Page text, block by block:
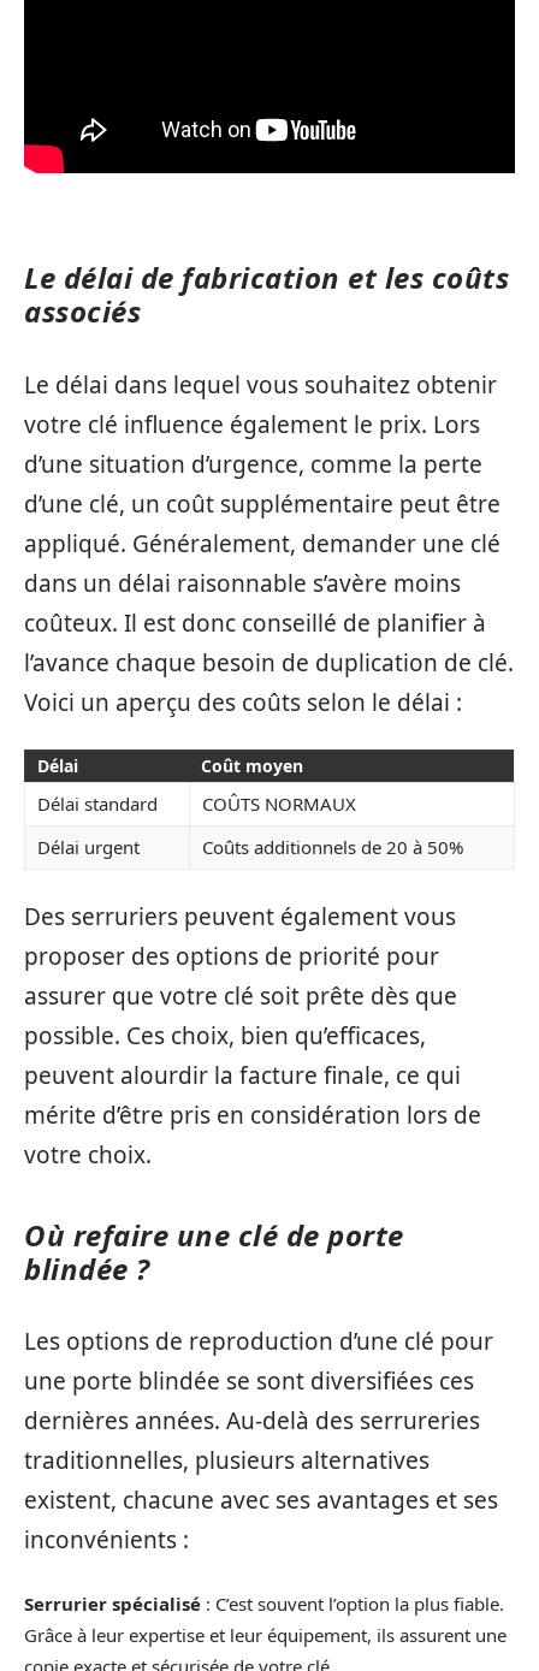
Le délai de fabrication et les coûts
associés
Le délai dans lequel vous souhaitez obtenir
votre clé influence également le prix. Lors
d’une situation d’urgence, comme la perte
d’une clé, un coût supplémentaire peut être
appliqué. Généralement, demander une clé
dans un délai raisonnable s’avère moins
coûteux. Il est donc conseillé de planifier à
l’avance chaque besoin de duplication de clé.
Voici un aperçu des coûts selon le délai :
Délai Coût moyen
Délai standard
COÛTS NORMAUX
Délai urgent
Coûts additionnels de 20 à 50%
Des serruriers peuvent également vous
proposer des options de priorité pour
assurer que votre clé soit prête dès que
possible. Ces choix, bien qu’efficaces,
peuvent alourdir la facture finale, ce qui
mérite d’être pris en considération lors de
votre choix.
Où refaire une clé de porte
blindée ?
Les options de reproduction d’une clé pour
une porte blindée se sont diversifiées ces
dernières années. Au-delà des serrureries
traditionnelles, plusieurs alternatives
existent, chacune avec ses avantages et ses
inconvénients :
Serrurier spécialisé : C’est souvent l’option la plus fiable.
Grâce à leur expertise et leur équipement, ils assurent une
copie exacte et sécurisée de votre clé.